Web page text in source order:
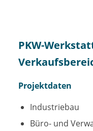
PKW-
Projektdaten
Industriebau
Büro- und